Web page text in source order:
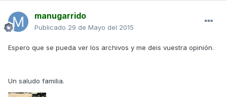
manugarrido
Publicado 29 de Mayo del 2015
Espero que se pueda ver los archivos y me deis vuestra opinión.
Un saludo familia.